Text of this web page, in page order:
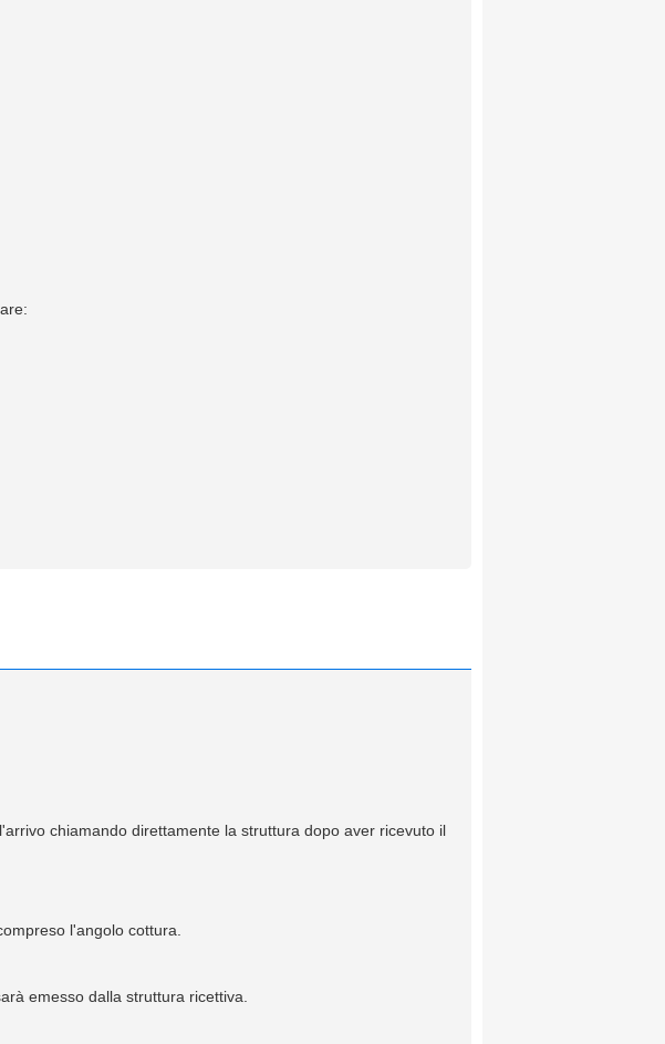
chiamando direttamente la struttura dopo aver ricevuto il
l'angolo cottura.
emesso dalla struttura ricettiva.